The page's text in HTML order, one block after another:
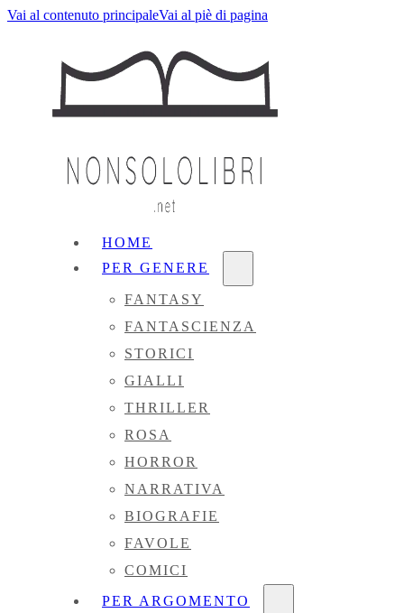
Vai al contenuto principaleVai al piè di pagina
HOME
PER GENERE
FANTASY
FANTASCIENZA
STORICI
GIALLI
THRILLER
ROSA
HORROR
NARRATIVA
BIOGRAFIE
FAVOLE
COMICI
PER ARGOMENTO